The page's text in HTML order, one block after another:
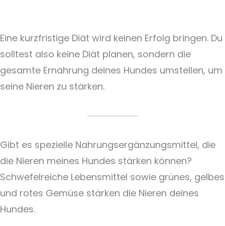
Eine kurzfristige Diät wird keinen Erfolg bringen. Du
solltest also keine Diät planen, sondern die
gesamte Ernährung deines Hundes umstellen, um
seine Nieren zu stärken.
Gibt es spezielle Nahrungsergänzungsmittel, die
die Nieren meines Hundes stärken können?
Schwefelreiche Lebensmittel sowie grünes, gelbes
und rotes Gemüse stärken die Nieren deines
Hundes.